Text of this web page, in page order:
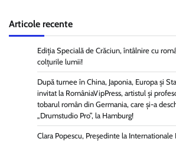
Articole recente
Ediția Specială de Crăciun, întâlnire cu
colțurile lumii!
După turnee în China, Japonia, Europa și
invitat la RomâniaVipPress, artistul și
tobarul român din Germania, care și-a
„Drumstudio Pro”, la Hamburg!
Clara Popescu, Președinte la Internationale